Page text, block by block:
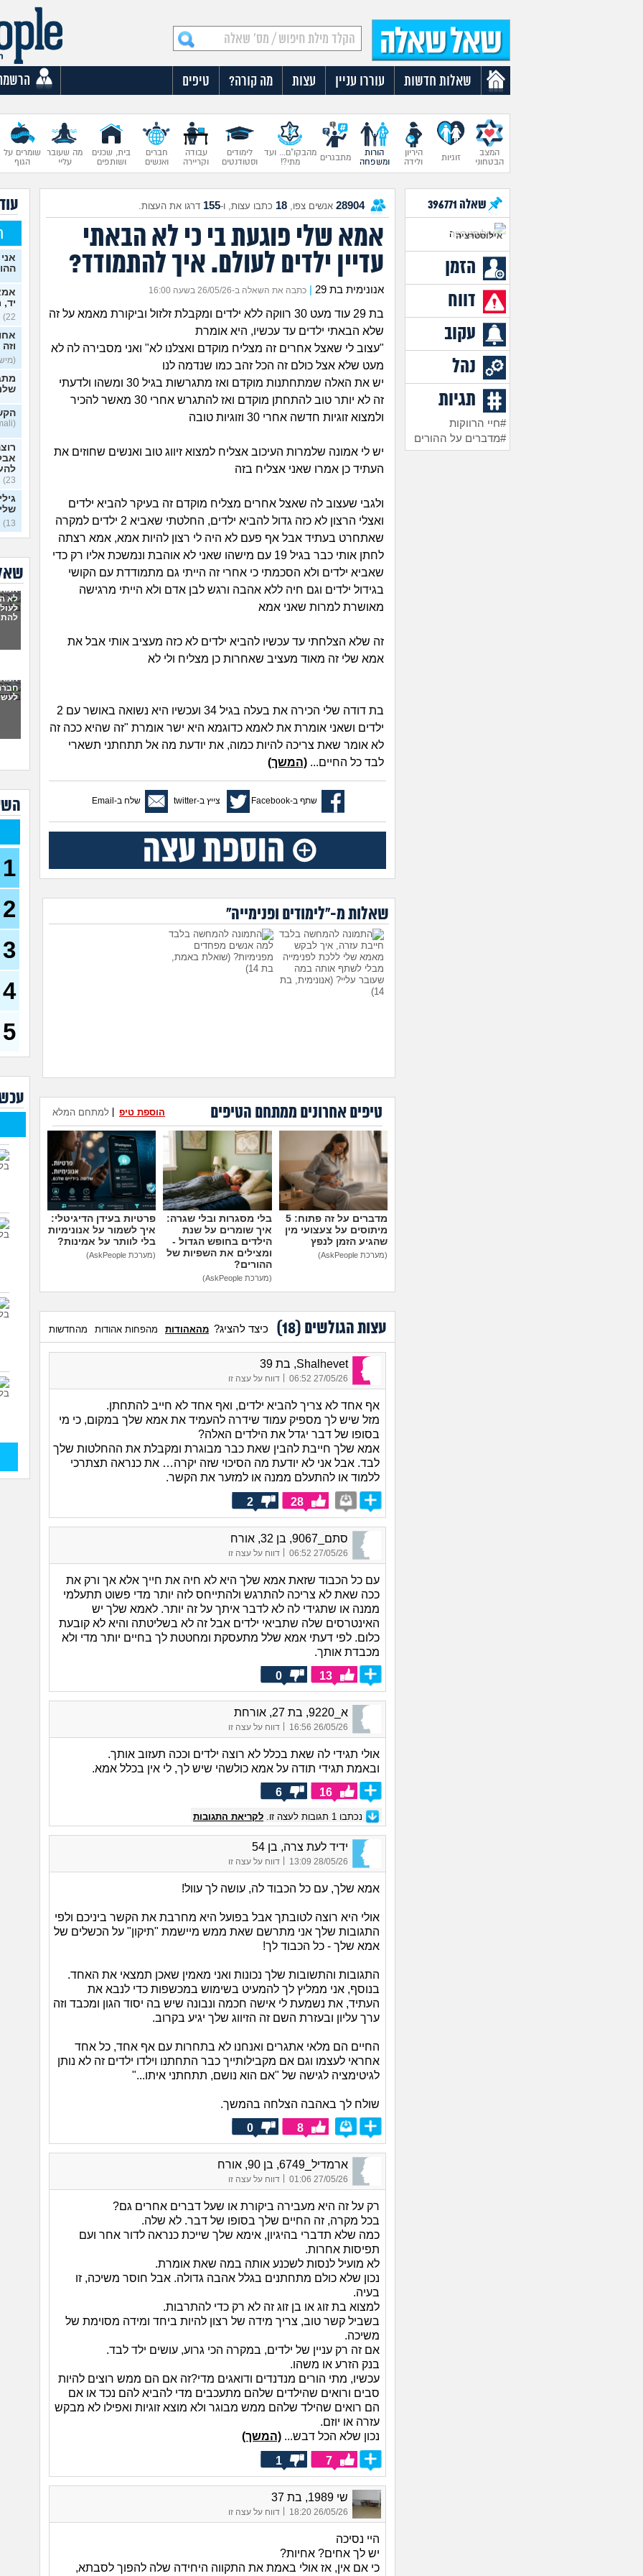
שאלות חדשות עוררו עניין עצות מה קורה? טיפים
המצב
הבטחוני
זוגיות
היריון
ולידה
הורות
ומשפחה
מתבגרים
מהבקו"ם... ועד
מתי?!
לימודים
וסטודנטים
עבודה
וקריירה
חברים
ואנשים
בית, שכנים
ושותפים
מה שעובר
עליי
שומרים על
הגוף
שאלה 396771
אילוסטרציה
הזמן
דווח
עקוב
נהל
תגיות
#חיי הרווקות
#מדברים על ההורים
28904 אנשים צפו, 18 כתבו עצות, ו-155 דרגו את העצות.
אמא שלי פוגעת בי כי לא הבאתי
עדיין ילדים לעולם. איך להתמודד?
אנונימית בת 29 כתבה את השאלה ב-26/05/26 בשעה 16:00
בת 29 עוד מעט 30 רווקה ללא ילדים ומקבלת זלזול וביקורת מאמא על זה
שלא הבאתי ילדים עד עכשיו, היא אומרת
"עצוב לי שאצל אחרים זה מצליח מוקדם ואצלנו לא" ואני מסבירה לה לא
מעט שלא אצל כולם זה הכל זהב כמו שנדמה לנו
יש את האלה שמתחתנות מוקדם ואז מתגרשות בגיל 30 ומשהו ולדעתי
זה לא יותר טוב להתחתן מוקדם ואז להתגרש אחרי 30 מאשר להכיר
ולמצוא זוגיות חדשה אחרי 30 וזוגיות טובה
יש לי אמונה שלמרות העיכוב אצליח למצוא זיווג טוב ואנשים שחוזים את
העתיד כן אמרו שאני אצליח בזה
ולגבי שעצוב לה שאצל אחרים מצליח מוקדם זה בעיקר להביא ילדים
ואצלי הרצון לא כזה גדול להביא ילדים, החלטתי שאביא 2 ילדים למקרה
שאתחרט בעתיד אבל אף פעם לא היה לי רצון להיות אמא, אמא רצתה
לחתן אותי כבר בגיל 19 עם מישהו שאני לא אוהבת ונמשכת אליו רק כדי
שאביא ילדים ולא הסכמתי כי אחרי זה הייתי גם מתמודדת עם הקושי
בגידול ילדים וגם חיה ללא אהבה ורגש לבן אדם ולא הייתי מרגישה
מאושרת למרות שאני אמא
זה שלא הצלחתי עד עכשיו להביא ילדים לא כזה מעציב אותי אבל את
אמא שלי זה מאוד מעציב שאחרות כן מצליח ולי לא
בת דודה שלי הכירה את בעלה בגיל 34 ועכשיו היא נשואה באושר עם 2
ילדים ושאני אומרת את לאמא כדוגמא היא ישר אומרת "זה שהיא ככה זה
לא אומר שאת צריכה להיות כמוה, את יודעת מה אל תתחתני תשארי
לבד כל החיים... (המשך)
שתף ב-Facebook צייץ ב-twitter שלח ב-Email
שאלות מ-"לימודים ופנימייה"
חייבת עזרה, איך לבקש
מאמא שלי ללכת לפנימייה
מבלי לשתף אותה במה
שעובר עליי? (אנונימית, בת
14)
למה אנשים מפחדים
מפנימיות? (שואלת באמת,
בת 14)
היועצת המליצה לשלוח את
הבן שלי לפנימייה, לסמוך
עליה?(אמא מודאגת, בת
35)
עומדת להיות בפנימייה ויש לי
חבר, אני יכולה להביא אותו
לחדר שלי?(פנימיסטית
לעתיד, בת 16)
טיפים אחרונים ממתחם הטיפים למתחם המלא הוספת טיפ
מדברים על זה פתוח: 5
מיתוסים על צעצועי מין
שהגיע הזמן לנפץ
(מערכת AskPeople)
בלי מסגרות ובלי שגרה:
איך שומרים על שנת
הילדים בחופש הגדול -
ומצילים את השפיות של
ההורים?
(מערכת AskPeople)
פרטיות בעידן הדיגיטלי:
איך לשמור על אנונימיות
בלי לוותר על אמינות?
(מערכת AskPeople)
עצות הגולשים (18
) כיצד להציג? מהאהודות מהפחות אהודות מהחדשות
Shalhevet, בת 39
27/05/26 06:52 דווח על עצה זו
אף אחד לא צריך להביא ילדים, ואף אחד לא חייב להתחתן.
מזל שיש לך מספיק עמוד שידרה להעמיד את אמא שלך במקום, כי מי
בסופו של דבר יגדל את הילדים האלה?
אמא שלך חייבת להבין שאת כבר מבוגרת ומקבלת את ההחלטות שלך
לבד. אבל אני לא יודעת מה הסיכוי שזה יקרה… את כנראה תצתרכי
ללמוד או להתעלם ממנה או למזער את הקשר.
28
2
סתם_9067, בן 32, אורח
27/05/26 06:52
| דווח על עצה זו
עם כל הכבוד שזאת אמא שלך היא לא חיה את חייך אלא אך ורק את
ככה שאת לא צריכה להתרגש ולהתייחס לזה יותר מדי פשוט תתעלמי
ממנה או שתגידי לה לא לדבר איתך על זה יותר. לאמא שלך יש
האינטרסים שלה שתביאי ילדים אבל זה לא בשליטתה והיא לא קובעת
כלום. לפי דעתי אמא שלל מתעסקת ומחטטת לך בחיים יותר מדי ולא
מכבדת אותך.
13
0
א_9220, בת 27, אורחת
26/05/26 16:56 דווח על עצה זו
אולי תגידי לה שאת בכלל לא רוצה ילדים וככה תעזוב אותך.
ובאמת תגידי תודה על אמא כולשהי שיש לך, לי אין בכלל אמא.
16
6
נכתבו 1 תגובות לעצה זו. לקריאת התגובות
ידיד לעת צרה, בן 54
28/05/26 13:09 דווח על עצה זו
אמא שלך, עם כל הכבוד לה, עושה לך עוול!
אולי היא רוצה לטובתך אבל בפועל היא מחרבת את הקשר ביניכם ולפי
התגובות שלך אני מתרשם שאת ממש מיישמת "תיקון" על הכשלים של
אמא שלך - כל הכבוד לך!
התגובות והתשובות שלך נכונות ואני מאמין שאכן תמצאי את האחד.
בנוסף, אני ממליץ לך להמעיט בשימוש במכשפות כדי לנבא את
העתיד, את נשמעת לי אישה חכמה ונבונה שיש בה יסוד הגון ומכבד וזה
ערך עליון ובעזרת השם זה הזיווג שלך יגיע בקרוב.
החיים הם מלאי אתגרים ואנחנו לא בתחרות עם אף אחד, כל אחד
אחראי לעצמו וגם אם מקבילותייך כבר התחתנו וילדו ילדים זה לא נותן
לגיטימציה לגישה של "אם הוא נושם, תתחתני איתו..."
שולח לך באהבה הצלחה בהמשך.
8
0
ארמדיל_6749, בן 90, אורח
27/05/26 01:06 דווח על עצה זו
רק על זה היא מעבירה ביקורת או שעל דברים אחרים גם?
בכל מקרה, זה החיים שלך בסופו של דבר. לא שלה.
כמה שלא תדברי בהיגיון, אימא שלך שייכת כנראה לדור אחר ועם
תפיסות אחרות.
לא מועיל לנסות לשכנע אותה במה שאת אומרת.
נכון שלא כולם מתחתנים בגלל אהבה גדולה. אבל חוסר משיכה, זו
בעיה.
למצוא בת זוג או בן זוג זה לא רק כדי להתרבות.
בשביל קשר טוב, צריך מידה של רצון להיות ביחד ומידה מסוימת של
משיכה.
אם זה רק עניין של ילדים, במקרה הכי גרוע, עושים ילד לבד.
בנק הזרע או משהו.
עכשיו, מתי הורים מנדנדים ודואגים מדי?זה אם הם ממש רוצים להיות
סבים ורואים שהילדים שלהם מתעכבים מדי להביא להם נכד או אם
הם רואים שהילד שלהם ממש מבוגר ולא מוצא זוגיות ואפילו לא מבקש
עזרה או יוזם.
נכון שלא הכל דבש... (המשך)
7
1
שי 1989, בת 37
26/05/26 18:20
| דווח על עצה זו
היי נסיכה
יש לך אחים? אחיות?
כי אם אין, אז אולי באמת את התקווה היחידה שלה להפוך לסבתא,
22)
(Lamali, בת 26)
23)
13)
29)
בת 28)
יש
אמא
לא
1
2
3
4
5